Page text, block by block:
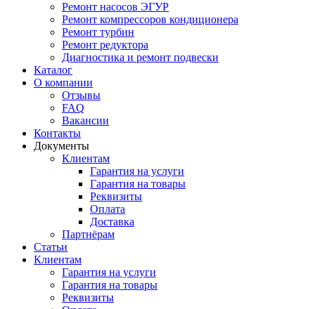
Ремонт насосов ЭГУР
Ремонт компрессоров кондиционера
Ремонт турбин
Ремонт редуктора
Диагностика и ремонт подвески
Каталог
О компании
Отзывы
FAQ
Вакансии
Контакты
Документы
Клиентам
Гарантия на услуги
Гарантия на товары
Реквизиты
Оплата
Доставка
Партнёрам
Статьи
Клиентам
Гарантия на услуги
Гарантия на товары
Реквизиты